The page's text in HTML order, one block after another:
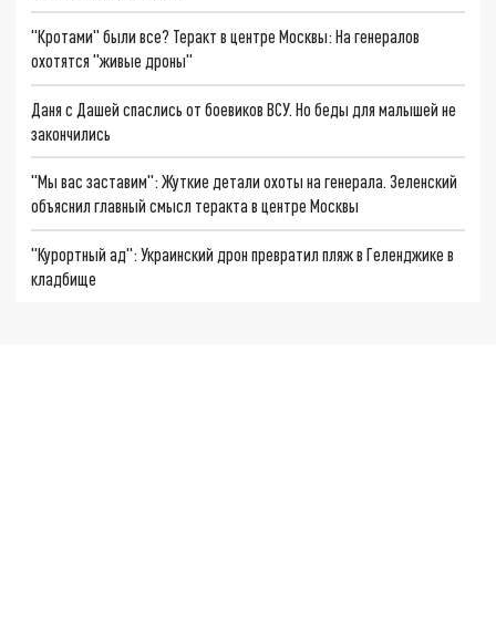
"Кротами" были все? Теракт в центре Москвы: На генералов
охотятся "живые дроны"
Даня с Дашей спаслись от боевиков ВСУ. Но беды для малышей не
закончились
"Мы вас заставим": Жуткие детали охоты на генерала. Зеленский
объяснил главный смысл теракта в центре Москвы
"Курортный ад": Украинский дрон превратил пляж в Геленджике в
кладбище